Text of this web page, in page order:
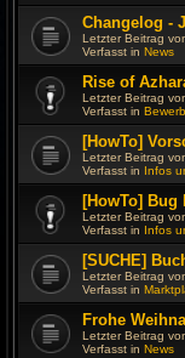
Changelog -
Letzter Beitrag
Verfasst in News
Rise of
Letzter Beitrag
Verfasst in
[HowTo]
Letzter Beitrag
Verfasst in Infos
[HowTo] Bug
Letzter Beitrag
Verfasst in Infos
[SUCHE]
Letzter Beitrag
Verfasst in
Frohe
Letzter Beitrag
Verfasst in News